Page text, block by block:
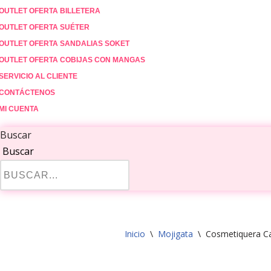
OFERTA BILLETERA
OFERTA SUÉTER
OFERTA SANDALIAS SOKET
OFERTA COBIJAS CON MANGAS
AL CLIENTE
CUENTA
Buscar
Buscar
Inicio \ Mojigata \ Cosmetiquera